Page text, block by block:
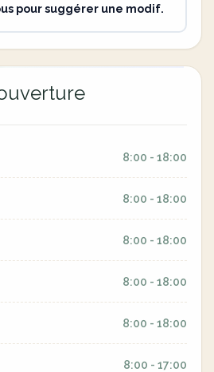
pour suggérer une modif.
8:00 - 18:00
8:00 - 18:00
8:00 - 18:00
8:00 - 18:00
8:00 - 18:00
8:00 - 17:00